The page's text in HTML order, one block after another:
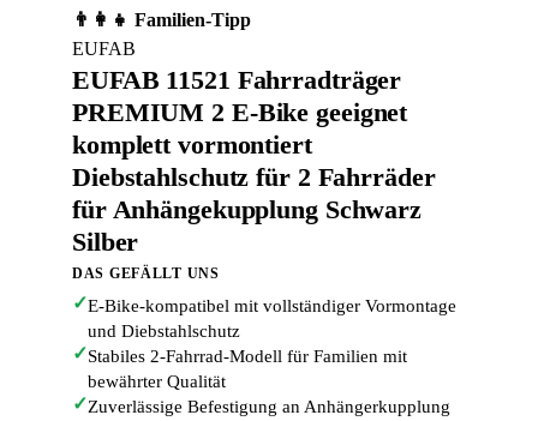
👨‍👩‍👧 Familien-Tipp
EUFAB
EUFAB 11521 Fahrradträger
PREMIUM 2 E-Bike geeignet
komplett vormontiert
Diebstahlschutz für 2 Fahrräder
für Anhängekupplung Schwarz
Silber
DAS GEFÄLLT UNS
✓E-Bike-kompatibel mit vollständiger Vormontage
und Diebstahlschutz
✓Stabiles 2-Fahrrad-Modell für Familien mit
bewährter Qualität
✓Zuverlässige Befestigung an Anhängerkupplung